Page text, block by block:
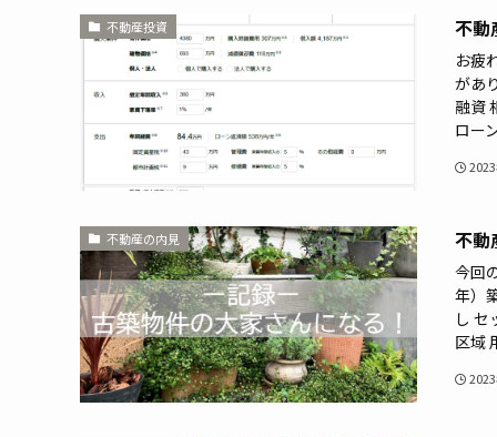
不動産投資 不動
お疲
があ
融資
ロー
不動産の内見 不
今回
年）
し
区域